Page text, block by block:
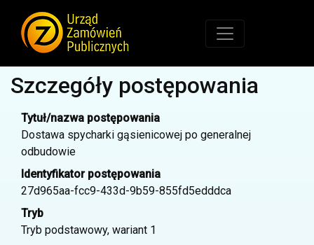
Szczegóły postępowania
Tytuł/nazwa postępowania
Dostawa spycharki gąsienicowej po generalnej
odbudowie
Identyfikator postępowania
27d965aa-fcc9-433d-9b59-855fd5edddca
Tryb
Tryb podstawowy, wariant 1